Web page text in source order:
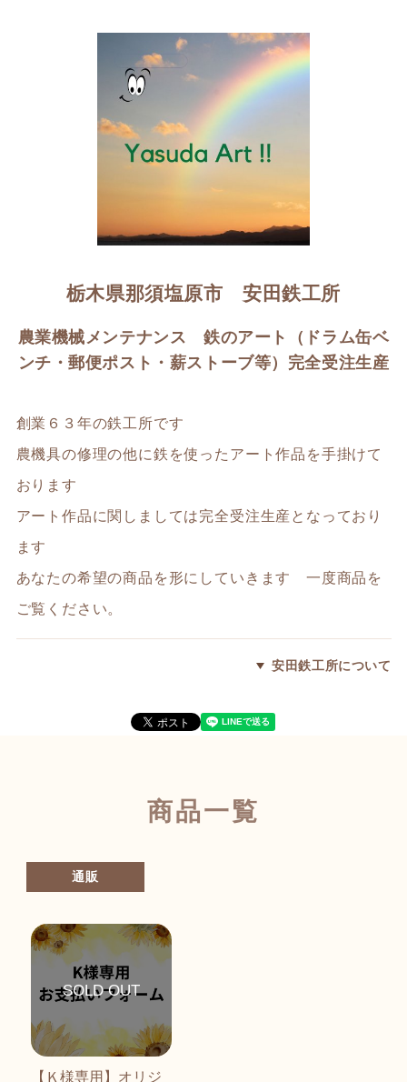
栃木県那須塩原市 安田鉄工所
農業機械メンテナンス 鉄のアート（ドラム缶ベ
ンチ・郵便ポスト・薪ストーブ等）完全受注生産
創業６３年の鉄工所です
農機具の修理の他に鉄を使ったアート作品を手掛けて
おります
アート作品に関しましては完全受注生産となっており
ます
あなたの希望の商品を形にしていきます 一度商品を
ご覧ください。
安田鉄工所について
商品一覧
通販
【Ｋ様専用】オリジ